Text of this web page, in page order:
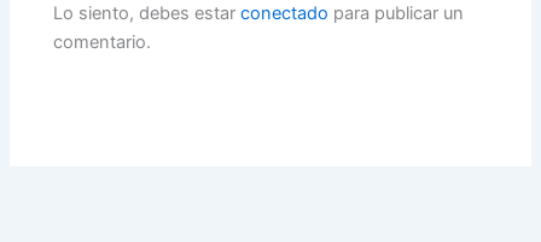
Lo siento, debes estarconectado para publicar un
comentario.